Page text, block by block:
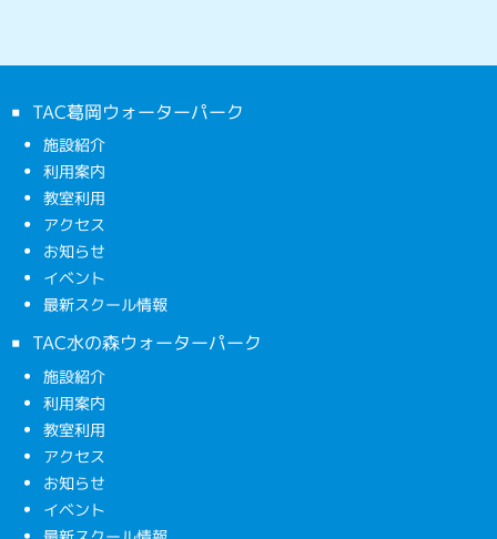
TAC葛岡ウォーターパーク
施設紹介
利用案内
教室利用
アクセス
お知らせ
イベント
最新スクール情報
TAC水の森ウォーターパーク
施設紹介
利用案内
教室利用
アクセス
お知らせ
イベント